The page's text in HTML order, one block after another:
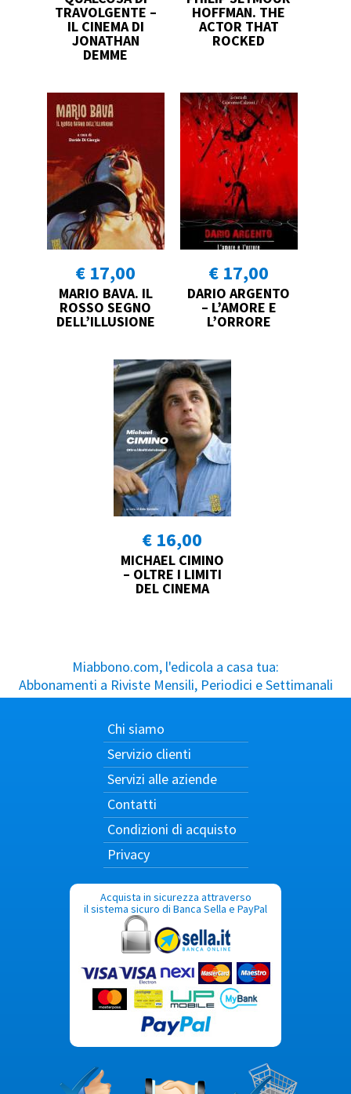
TRAVOLGENTE –
IL CINEMA DI
JONATHAN
DEMME
HOFFMAN. THE
ACTOR THAT
ROCKED
€ 17,00
MARIO BAVA. IL
ROSSO SEGNO
DELL’ILLUSIONE
€ 17,00
DARIO ARGENTO
– L’AMORE E
L’ORRORE
€ 16,00
MICHAEL CIMINO
– OLTRE I LIMITI
DEL CINEMA
Miabbono.com, l'edicola a casa tua:
Abbonamenti a Riviste Mensili, Periodici e Settimanali
Chi siamo
Servizio clienti
Servizi alle aziende
Contatti
Condizioni di acquisto
Privacy
Acquista in sicurezza attraverso
il sistema sicuro di Banca Sella e PayPal